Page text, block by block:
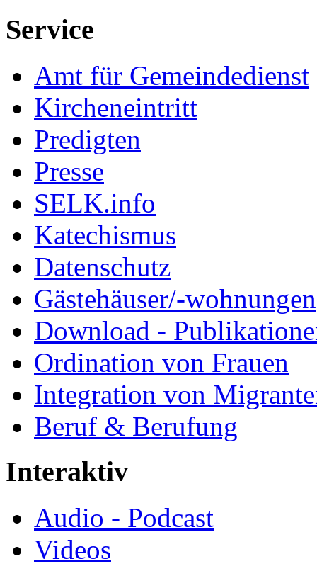
Service
Amt für Gemeindedienst
Kircheneintritt
Predigten
Presse
SELK.info
Katechismus
Datenschutz
Gästehäuser/-wohnungen
Download -
Ordination von Frauen
Integration von
Beruf & Berufung
Interaktiv
Audio - Podcast
Videos